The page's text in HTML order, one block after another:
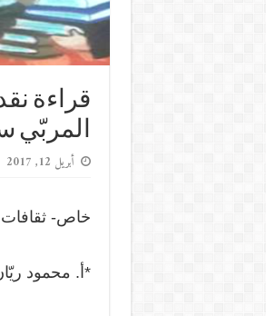
قراءة
المربّي
أبريل 12, 2017
خاص- ثقافات
*أ. محمود